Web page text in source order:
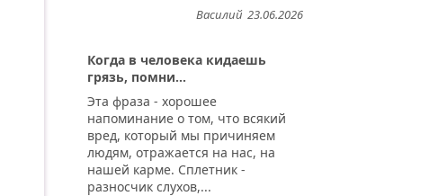
23.06.2026
Василий
Когда в человека кидаешь
грязь, помни...
Эта фраза - хорошее
напоминание о том, что всякий
вред, который мы причиняем
людям, отражается на нас, на
нашей карме. Сплетник -
разносчик слухов,...